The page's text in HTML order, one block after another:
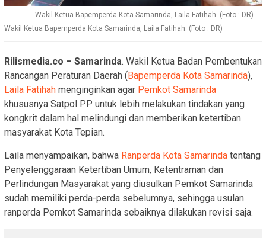
Wakil Ketua Bapemperda Kota Samarinda, Laila Fatihah. (Foto : DR)
Wakil Ketua Bapemperda Kota Samarinda, Laila Fatihah. (Foto : DR)
Rilismedia.co – Samarinda. Wakil Ketua Badan Pembentukan
Rancangan Peraturan Daerah ( Bapemperda Kota Samarinda),
Laila Fatihah menginginkan agar Pemkot Samarinda
khususnya Satpol PP untuk lebih melakukan tindakan yang
kongkrit dalam hal melindungi dan memberikan ketertiban
masyarakat Kota Tepian.
Laila menyampaikan, bahwa Ranperda Kota Samarinda tentang
Penyelenggaraan Ketertiban Umum, Ketentraman dan
Perlindungan Masyarakat yang diusulkan Pemkot Samarinda
sudah memiliki perda-perda sebelumnya, sehingga usulan
ranperda Pemkot Samarinda sebaiknya dilakukan revisi saja.